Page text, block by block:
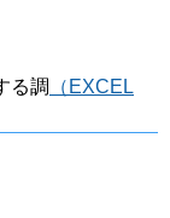
る調
（EXCEL